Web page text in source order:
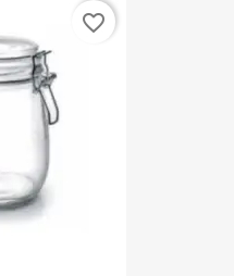
favorite_border